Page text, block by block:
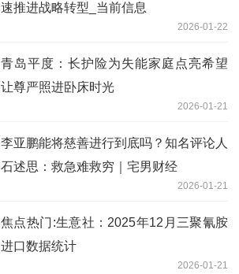
速推进战略转型_当前信息
2026-01-22
青岛平度：长护险为失能家庭点亮希望
让尊严照进卧床时光
2026-01-21
李亚鹏能将慈善进行到底吗？知名评论人
石述思：救急难救穷｜宅男财经
2026-01-21
焦点热门:生意社：2025年12月三聚氰胺
进口数据统计
2026-01-21